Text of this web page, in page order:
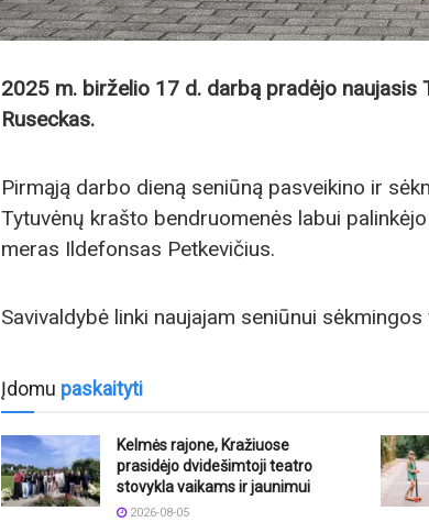
2025 m. birželio 17 d. darbą pradėjo naujasis
Ruseckas.
Pirmąją darbo dieną seniūną pasveikino ir
Tytuvėnų krašto bendruomenės labui
meras Ildefonsas Petkevičius.
Savivaldybė linki naujajam seniūnui
Įdomu paskaityti
Kelmės rajone, Kražiuose
prasidėjo dvidešimtoji teatro
stovykla vaikams ir jaunimui
2026-08-05